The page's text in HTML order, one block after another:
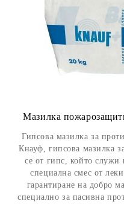
Мазилка
Гипсова мазилка за
Кнауф, гипсова мазилка
се от гипс, който служи
специална смес от
гарантиране на добро
специално за пасивна